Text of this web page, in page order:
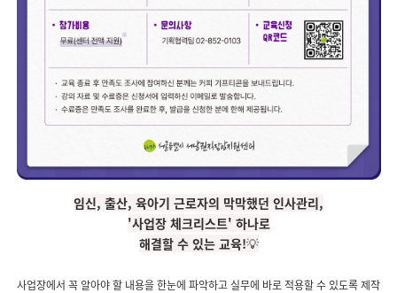
임신, 출산, 육아기 근로자의 막막했던 인사관리,
'사업장 체크리스트' 하나로
해결할 수 있는 교육!💡
사업장에서 꼭 알아야 할 내용을 한눈에 파악하고 실무에 바로 적용할 수 있도록 제작